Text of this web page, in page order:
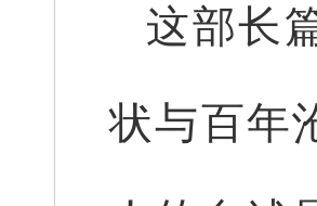
这部长
状与百年